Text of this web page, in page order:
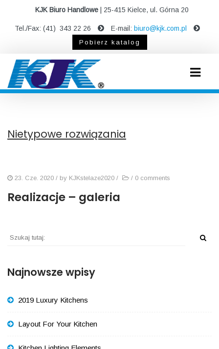
KJK Biuro Handlowe| 25-415 Kielce, ul. Górna 20
Tel./Fax: (41) 343 22 26 E-mail: biuro@kjk.com.pl
Pobierz katalog
Nietypowe rozwiązania
23. Cze. 2020 / by KJKstelaze2020 / / 0 comments
Realizacje – galeria
Najnowsze wpisy
2019 Luxury Kitchens
Layout For Your Kitchen